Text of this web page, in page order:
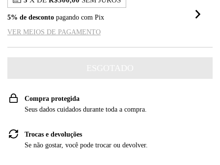
5% de desconto pagando com Pix
VER MEIOS DE PAGAMENTO
Compra protegida
Seus dados cuidados durante toda a compra.
Trocas e devoluções
Se não gostar, você pode trocar ou devolver.